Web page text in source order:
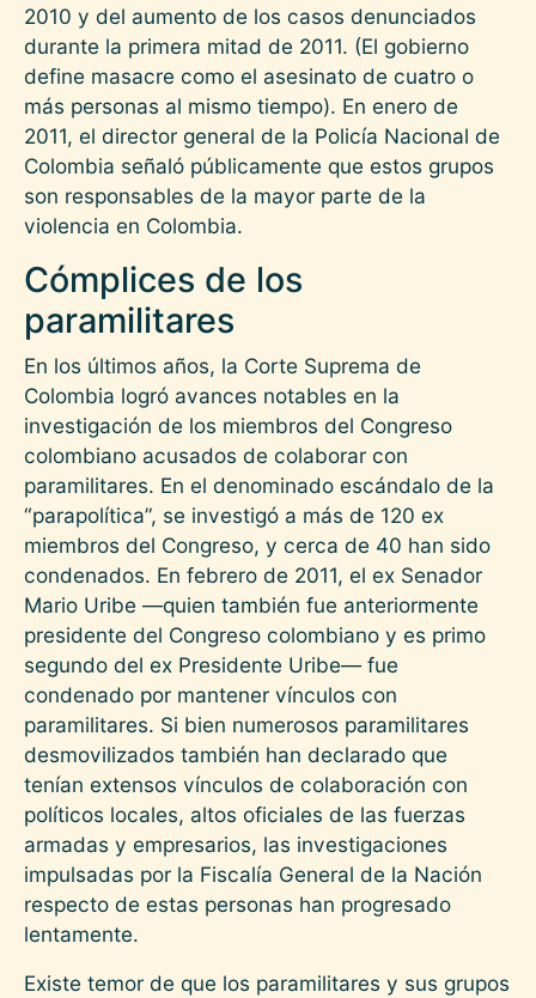
2010 y del aumento de los casos denunciados
durante la primera mitad de 2011. (El gobierno
define masacre como el asesinato de cuatro o
más personas al mismo tiempo). En enero de
2011, el director general de la Policía Nacional de
Colombia señaló públicamente que estos grupos
son responsables de la mayor parte de la
violencia en Colombia.
Cómplices de los
paramilitares
En los últimos años, la Corte Suprema de
Colombia logró avances notables en la
investigación de los miembros del Congreso
colombiano acusados de colaborar con
paramilitares. En el denominado escándalo de la
“parapolítica”, se investigó a más de 120 ex
miembros del Congreso, y cerca de 40 han sido
condenados. En febrero de 2011, el ex Senador
Mario Uribe —quien también fue anteriormente
presidente del Congreso colombiano y es primo
segundo del ex Presidente Uribe— fue
condenado por mantener vínculos con
paramilitares. Si bien numerosos paramilitares
desmovilizados también han declarado que
tenían extensos vínculos de colaboración con
políticos locales, altos oficiales de las fuerzas
armadas y empresarios, las investigaciones
impulsadas por la Fiscalía General de la Nación
respecto de estas personas han progresado
lentamente.
Existe temor de que los paramilitares y sus grupos